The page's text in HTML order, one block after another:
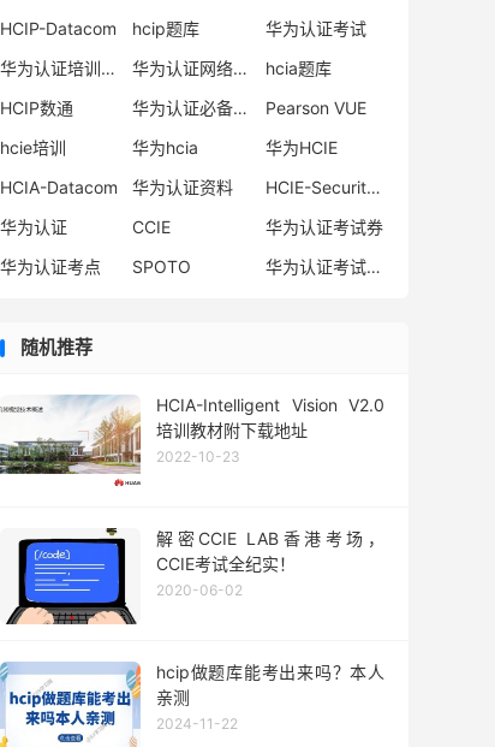
HCIP-Datacom
hcip题库
华为认证考试
华为认证培训机构
华为认证网络工程师
hcia题库
HCIP数通
华为认证必备电子书系列
Pearson VUE
hcie培训
华为hcia
华为HCIE
HCIA-Datacom
华为认证资料
HCIE-Security备考指南
华为认证
CCIE
华为认证考试券
华为认证考点
SPOTO 华为认证考试费用
随机推荐
HCIA-Intelligent Vision V2.0
培训教材附下载地址
2022-10-23
解密CCIE LAB香港考场，
CCIE考试全纪实！
2020-06-02
hcip做题库能考出来吗？本人
亲测
2024-11-22